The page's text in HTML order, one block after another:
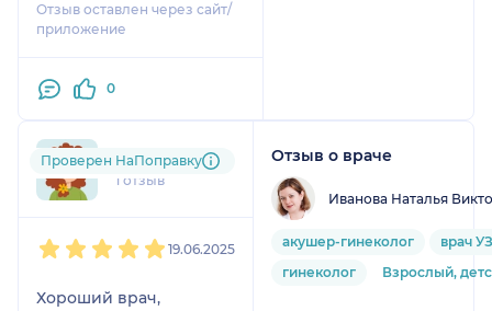
Отзыв оставлен через сайт/
приложение
0
Маргарита
1 отзыв
Проверен НаПоправку
19.06.2025
Хороший врач,
Отзыв о враче
Иванова Наталья
акушер-гинеколог
врач
гинеколог
Взрослый,